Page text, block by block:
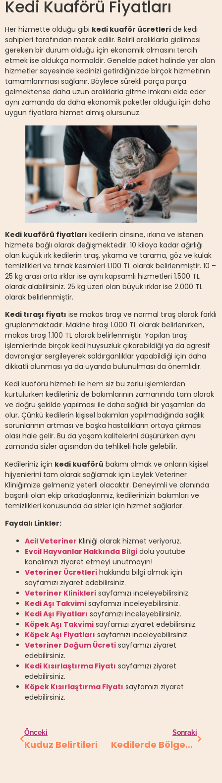
Kedi Kuaförü Fiyatları
Her hizmette olduğu gibi kedi kuaför ücretleri de kedi
sahipleri tarafından merak edilir. Belirli aralıklarla gidilmesi
gereken bir durum olduğu için ekonomik olmasını tercih
etmek ise oldukça normaldir. Genelde paket halinde yer alan
hizmetler sayesinde kedinizi getirdiğinizde birçok hizmetinin
tamamlanması sağlanır. Böylece sürekli parça parça
gelmektense daha uzun aralıklarla gitme imkanı elde eder
aynı zamanda da daha ekonomik paketler olduğu için daha
uygun fiyatlara hizmet almış olursunuz.
Kedi kuaförü fiyatları kedilerin cinsine, ırkına ve istenen
hizmete bağlı olarak değişmektedir. 10 kiloya kadar ağırlığı
olan küçük ırk kedilerin tıraş, yıkama ve tarama, göz ve kulak
temizlikleri ve tırnak kesimleri 1.100 TL olarak belirlenmiştir. 10 –
25 kg arası orta ırklar ise aynı kapsamlı hizmetleri 1.500 TL
olarak alabilirsiniz. 25 kg üzeri olan büyük ırklar ise 2.000 TL
olarak belirlenmiştir.
Kedi tıraşı fiyatı ise makas tıraşı ve normal tıraş olarak farklı
gruplanmaktadır. Makine tıraşı 1.000 TL olarak belirlenirken,
makas tıraşı 1.100 TL olarak belirlenmiştir. Yapılan tıraş
işlemlerinde birçok kedi huysuzluk çıkarabildiği ya da agresif
davranışlar sergileyerek saldırganlıklar yapabildiği için daha
dikkatli olunması ya da uyarıda bulunulması da önemlidir.
Kedi kuaförü hizmeti ile hem siz bu zorlu işlemlerden
kurtulurken kedileriniz de bakımlarının zamanında tam olarak
ve doğru şekilde yapılması ile daha sağlıklı bir yaşamları da
olur. Çünkü kedilerin kişisel bakımları yapılmadığında sağlık
sorunlarının artması ve başka hastalıkların ortaya çıkması
olası hale gelir. Bu da yaşam kalitelerini düşürürken aynı
zamanda sizler açısından da tehlikeli hale gelebilir.
Kedileriniz için kedi kuaförü bakımı almak ve onların kişisel
hijyenlerini tam olarak sağlamak için Leylek Veteriner
Kliniğimize gelmeniz yeterli olacaktır. Deneyimli ve alanında
başarılı olan ekip arkadaşlarımız, kedilerinizin bakımları ve
temizlikleri konusunda da sizler için hizmet sağlarlar.
Faydalı Linkler:
Acil Veteriner Kliniği olarak hizmet veriyoruz.
Evcil Hayvanlar Hakkında Bilgi dolu youtube
kanalımızı ziyaret etmeyi unutmayın!
Veteriner Ücretleri hakkında bilgi almak için
sayfamızı ziyaret edebilirsiniz.
Veteriner Klinikleri sayfamızı inceleyebilirsiniz.
Kedi Aşı Takvimi sayfamızı inceleyebilirsiniz.
Kedi Aşı Fiyatları sayfamızı inceleyebilirsiniz.
Köpek Aşı Takvimi sayfamızı ziyaret edebilirsiniz.
Köpek Aşı Fiyatları sayfamızı inceleyebilirsiniz.
Veteriner Doğum Ücreti sayfamızı ziyaret
edebilirsiniz.
Kedi Kısırlaştırma Fiyatı sayfamızı ziyaret
edebilirsiniz.
Köpek Kısırlaştırma Fiyatı sayfamızı ziyaret
edebilirsiniz.
Önceki
Kuduz Belirtileri
Sonraki
Kedilerde Bölgesel Tüy Dökülmesi